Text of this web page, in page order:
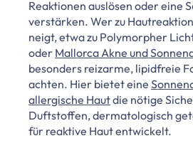
Reaktionen auslösen oder eine
verstärken. Wer zu
neigt, etwa zu Polymorpher
oder Mallorca Akne und
besonders reizarme, lipidfreie
achten. Hier bietet eine
allergische Hautdie nötige
Duftstoffen, dermatologisch
für reaktive Haut entwickelt.